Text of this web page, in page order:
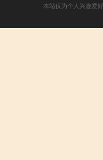
本站仅为个人兴趣爱